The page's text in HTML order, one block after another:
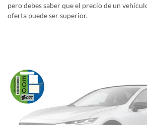
pero debes saber que el precio de un
oferta puede ser superior.